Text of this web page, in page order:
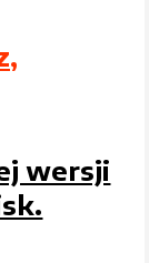
wersji